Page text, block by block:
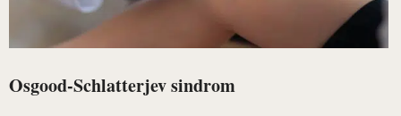
Osgood-Schlatterjev sindrom